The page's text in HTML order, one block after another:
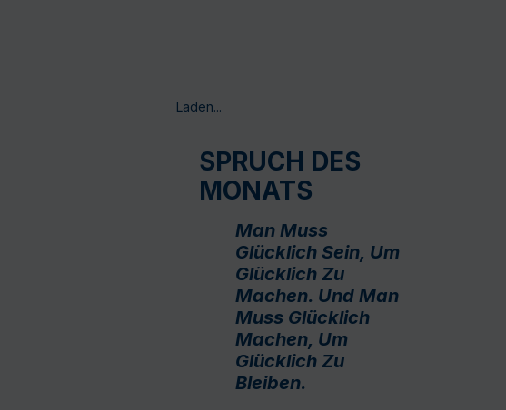
Laden...
SPRUCH DES
MONATS
Man Muss
Glücklich Sein, Um
Glücklich Zu
Machen. Und Man
Muss Glücklich
Machen, Um
Glücklich Zu
Bleiben.